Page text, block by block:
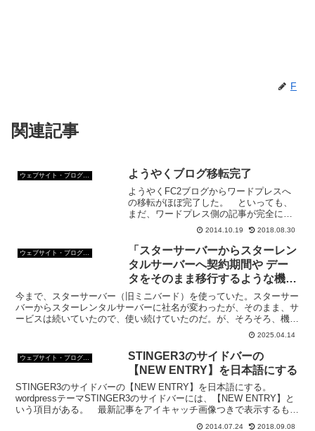
F
関連記事
ウェブサイト・ブログ作成 ようやくブログ移転完了
ようやくFC2ブログからワードプレスへ
の移転がほぼ完了した。 といっても、
まだ、ワードプレス側の記事が完全には
修正していないんだけど。 タグとかカ
テゴリーとか、ほとんどの記事は未分類
のまま。 記事の修正は、少しずつして
行くつもりだ。 今日は...
2014.10.19 2018.08.30
「スターサーバーからスターレン
タルサーバーへ契約期間や デー
タをそのまま移行するような機能
はご提供がございません」
今まで、スターサーバー（旧ミニバード）を使っていた。スターサー
バーからスターレンタルサーバーに社名が変わったが、そのまま、サ
ービスは続いていたので、使い続けていたのだ。が、そろそろ、機能
2025.04.14
STINGER3のサイドバーの
【NEW ENTRY】を日本語にする
STINGER3のサイドバーの【NEW ENTRY】を日本語にする。
wordpressテーマSTINGER3のサイドバーには、【NEW ENTRY】と
いう項目がある。 最新記事をアイキャッチ画像つきで表示するもの
2014.07.24 2018.09.08